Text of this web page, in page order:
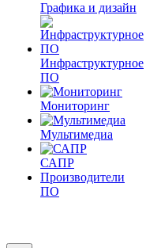
Графика и дизайн
Инфраструктурное
ПО
Мониторинг
Мультимедиа
САПР
Производители
ПО